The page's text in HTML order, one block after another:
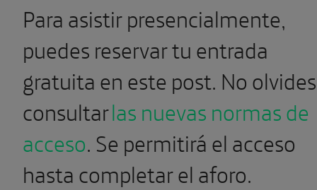
Para asistir presencialmente,
puedes reservar tu entrada
gratuita en este post. No olvides
consultarlas nuevas normas de
acceso. Se permitirá el acceso
hasta completar el aforo.